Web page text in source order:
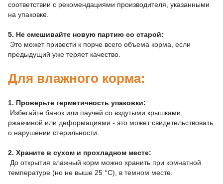
соответствии с рекомендациями производителя, указанными
на упаковке.
5. Не смешивайте новую партию со старой:
Это может привести к порче всего объема корма, если
предыдущий уже теряет качество.
Для влажного корма:
1. Проверьте герметичность упаковки:
Избегайте банок или паучей со вздутыми крышками,
ржавчиной или деформациями - это может свидетельствовать
о нарушении стерильности.
2. Храните в сухом и прохладном месте:
До открытия влажный корм можно хранить при комнатной
температуре (но не выше 25 °C), в темном месте.